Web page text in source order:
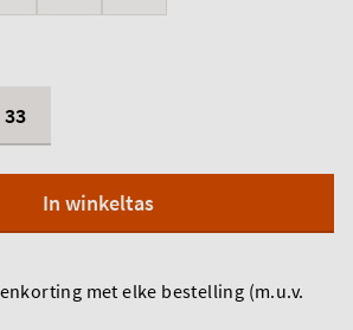
33
In winkeltas
met elke bestelling (m.u.v.